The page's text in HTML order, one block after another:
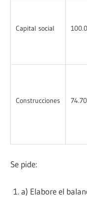
Capital social
Construcciones
Se pide:
a) Elabore el